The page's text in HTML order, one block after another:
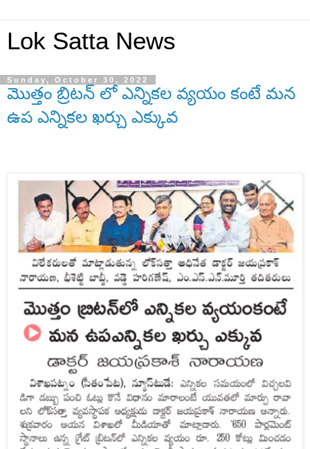
Lok Satta News
Sunday, October 30, 2022
మొత్తం బ్రిటన్ లో ఎన్నికల వ్యయం కంటే మన
ఉప ఎన్నికల ఖర్చు ఎక్కువ